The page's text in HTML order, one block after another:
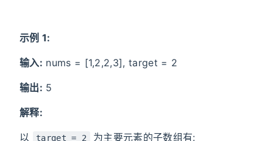
示例 1:
输入: nums = [1,2,2,3], target = 2
输出: 5
解释:
以 target = 2 为主要元素的子数组有: